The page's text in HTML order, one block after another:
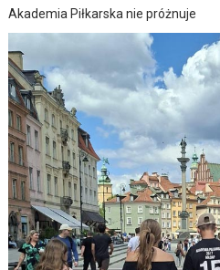
Akademia Piłkarska nie próżnuje